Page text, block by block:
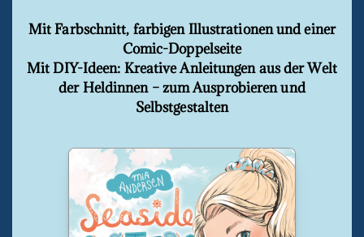
Mit Farbschnitt, farbigen Illustrationen und einer
Comic-Doppelseite
Mit DIY-Ideen: Kreative Anleitungen aus der Welt
der Heldinnen – zum Ausprobieren und
Selbstgestalten